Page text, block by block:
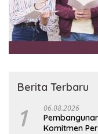
Berita Terbaru
1 06.08.2026
Komitmen